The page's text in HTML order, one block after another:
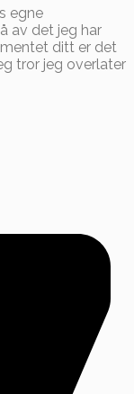
egne
av det jeg har
ditt er det
tror jeg overlater